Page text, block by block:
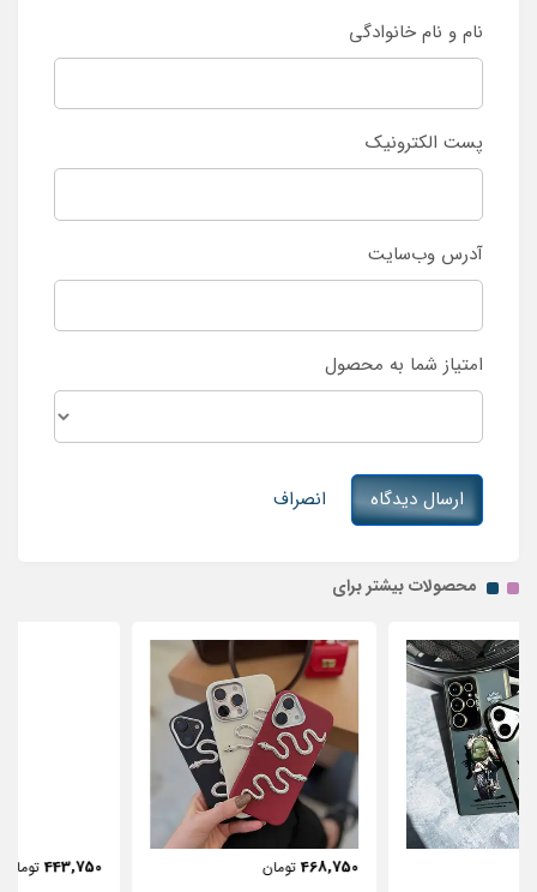
نام و نام خانوادگی
پست الکترونیک
آدرس وب‌سایت
امتیاز شما به محصول
ارسال دیدگاه انصراف
محصولات بیشتر برای